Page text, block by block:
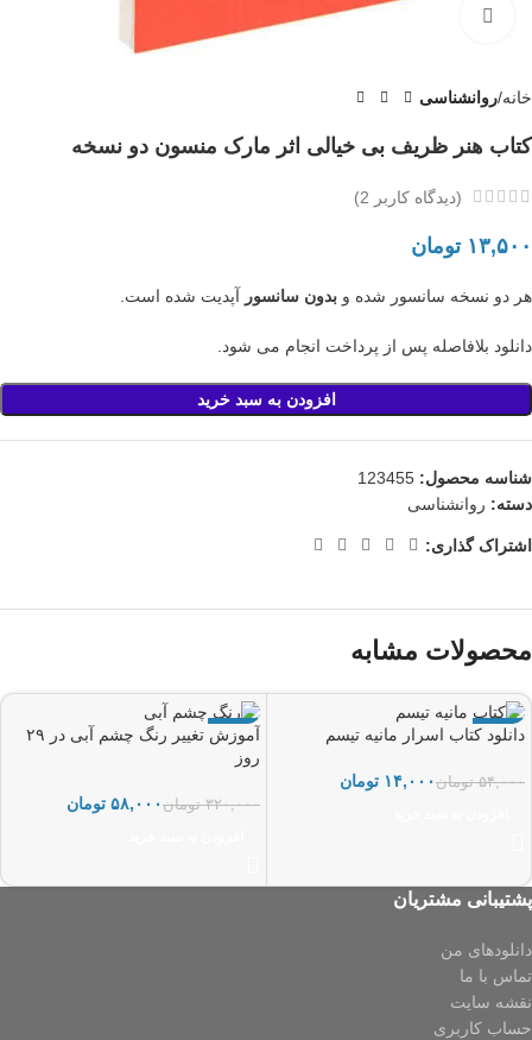
بزرگنمایی تصویر
خانه روانشناسی
کتاب هنر ظریف بی خیالی اثر مارک منسون دو نسخه
(دیدگاه کاربر 2
)
تومان
هر دو نسخه سانسور شده و بدون سانسور آپدیت شده است.
دانلود بلافاصله پس از پرداخت انجام می شود.
افزودن به سبد خرید
شناسه محصول: 123455
دسته: روانشناسی
اشتراک گذاری:
محصولات مشابه
-74%
دانلود کتاب اسرار مانیه تیسم
۵۴,۰۰۰ تومان ۱۴,۰۰۰ تومان
-82%
آموزش تغییر رنگ چشم آبی در ۲۹
روز
۳۲۰,۰۰۰ تومان ۵۸,۰۰۰ تومان
پشتیبانی مشتریان
دانلودهای من
تماس با ما
نقشه سایت
حساب کاربری